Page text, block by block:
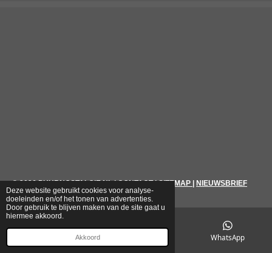
Deze website gebruikt cookies voor analyse-
doeleinden en/of het tonen van advertenties.
Door gebruik te blijven maken van de site gaat u
hiermee akkoord.
Akkoord
© 2026 PUURNOSTALGIE.NL|CONTACT|SITEMAP NIEUWSBRIEF
WhatsApp